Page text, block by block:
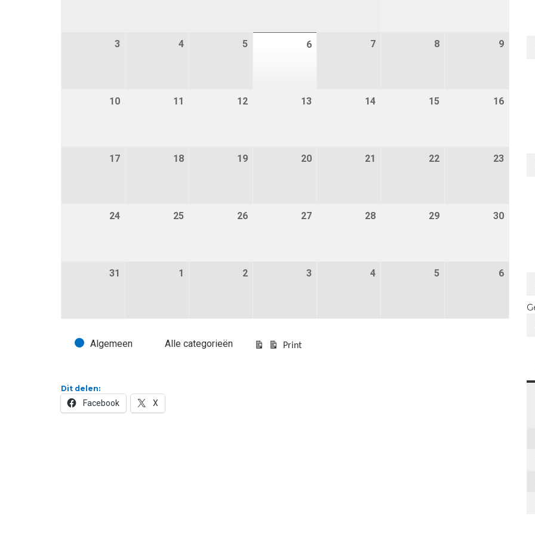
3 3 augustus 2026
4 4 augustus 2026
5 5 augustus 2026
6 6 augustus 2026
7 7 augustus 2026
8 8 augustus 2026
9 9
10 10 augustus 2026
11 11 augustus 2026
12 12 augustus 2026
13 13 augustus 2026
14 14 augustus 2026
15 15 augustus 2026
16 16
17 17 augustus 2026
18 18 augustus 2026
19 19 augustus 2026
20 20 augustus 2026
21 21 augustus 2026
22 22 augustus 2026
23 23
24 24 augustus 2026
25 25 augustus 2026
26 26 augustus 2026
27 27 augustus 2026
28 28 augustus 2026
29 29 augustus 2026
30 30
31 31 augustus 2026
1 1 september 2026
2 2 september 2026
3 3 september 2026
4 4 september 2026
5 5 september 2026
6
Evenementcategorieën
Algemeen Alle categorieën Print
Dit delen:
Facebook X